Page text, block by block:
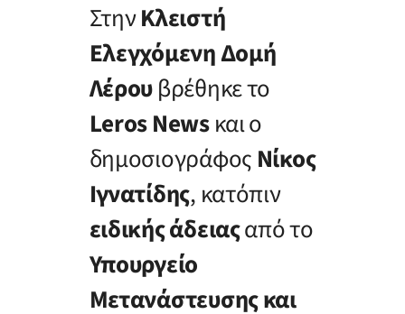
ΣτηνΚλειστή
Ελεγχόμενη Δομή
Λέρουβρέθηκε το
Leros Newsκαι ο
δημοσιογράφος Νίκος
Ιγνατίδης, κατόπιν
ειδικής άδειαςαπό το
Υπουργείο
Μετανάστευσης και